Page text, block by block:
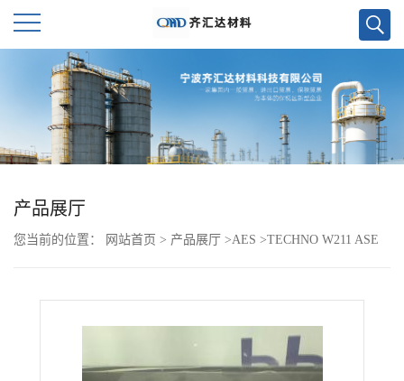
首
页
公
产品展厅
您当前的位置： 网站首页 > 产品展厅 >AES >TECHNO W211 ASE